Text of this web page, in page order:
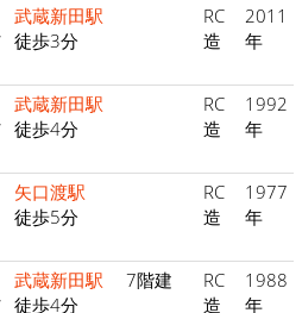
武蔵新田駅
徒歩3分
RC
造
2011
年
武蔵新田駅
徒歩4分
RC
造
1992
年
矢口渡駅
徒歩5分
RC
造
1977
年
武蔵新田駅
徒歩4分
7階建
RC
造
1988
年